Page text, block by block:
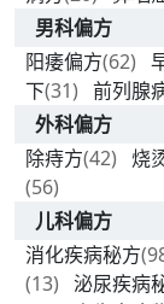
男科偏方
阳痿偏方(62)
下(31) 前列腺
外科偏方
除痔方(42) 烧
(56)
儿科偏方
消化疾病秘方
(13) 泌尿疾病